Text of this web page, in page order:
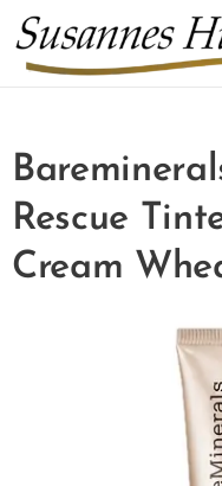
Rescue
Cream